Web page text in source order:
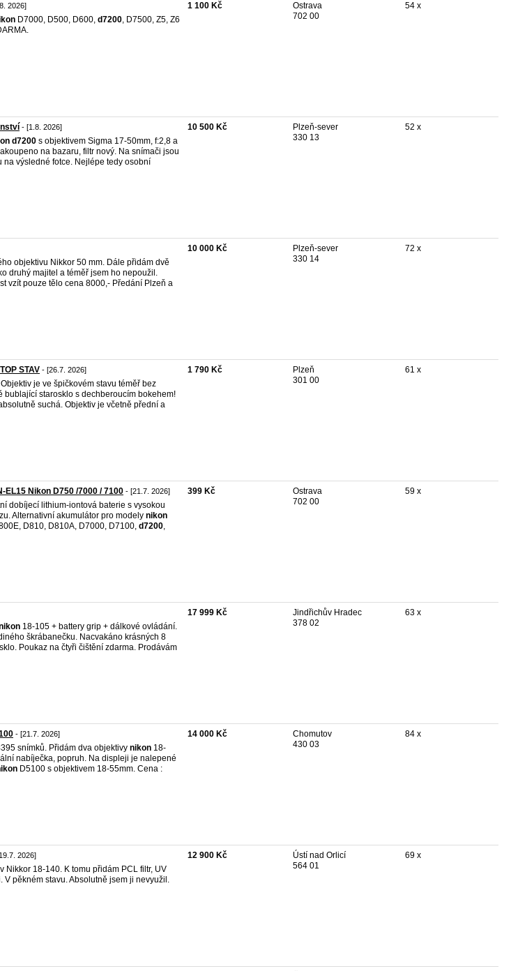
2026]
D7000, D500, D600, d7200, D7500, Z5, Z6
1 100 Kč
Ostrava
702 00
54 x
- [1.8. 2026]
d7200 s objektivem Sigma 17-50mm, f:2,8 a
na bazaru, filtr nový. Na snímači jsou
výsledné fotce. Nejlépe tedy osobní
10 500 Kč
Plzeň-sever
330 13
52 x
objektivu Nikkor 50 mm. Dále přidám dvě
druhý majitel a téměř jsem ho nepoužil.
vzít pouze tělo cena 8000,- Předání Plzeň a
10 000 Kč
Plzeň-sever
330 14
72 x
STAV - [26.7. 2026]
je ve špičkovém stavu téměř bez
bublající starosklo s dechberoucím bokehem!
suchá. Objektiv je včetně přední a
1 790 Kč
Plzeň
301 00
61 x
Nikon D750 /7000 / 7100 - [21.7. 2026]
dobíjecí lithium-iontová baterie s vysokou
Alternativní akumulátor pro modely nikon
D810, D810A, D7000, D7100, d7200,
399 Kč
Ostrava
702 00
59 x
18-105 + battery grip + dálkové ovládání.
škrábanečku. Nacvakáno krásných 8
Poukaz na čtyři čištění zdarma. Prodávám
17 999 Kč
Jindřichův Hradec
378 02
63 x
- [21.7. 2026]
snímků. Přidám dva objektivy nikon 18-
nabíječka, popruh. Na displeji je nalepené
D5100 s objektivem 18-55mm. Cena :
14 000 Kč
Chomutov
430 03
84 x
2026]
Nikkor 18-140. K tomu přidám PCL filtr, UV
pěkném stavu. Absolutně jsem ji nevyužil.
12 900 Kč
Ústí nad Orlicí
564 01
69 x